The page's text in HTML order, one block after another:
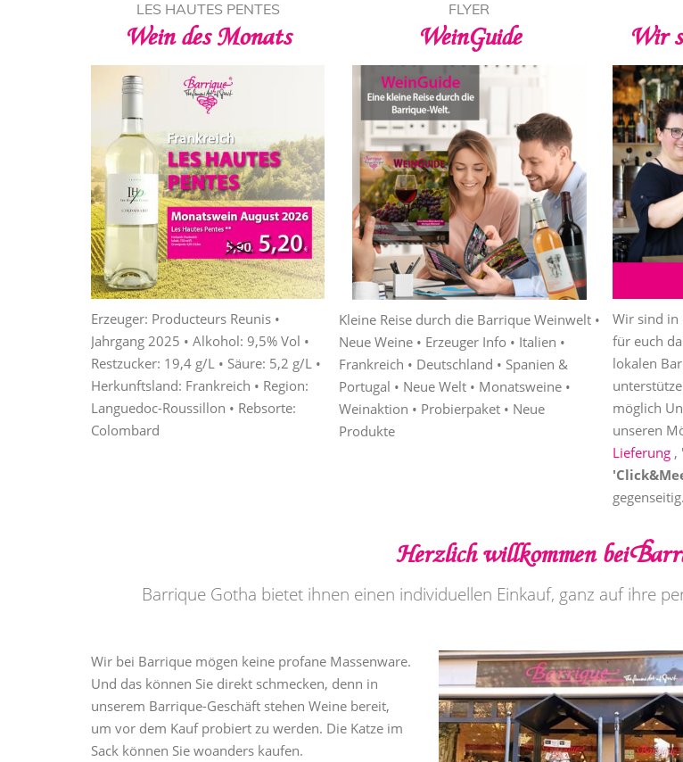
LES HAUTES PENTES
Wein des Monats
Erzeuger: Producteurs Reunis •
Jahrgang 2025 • Alkohol: 9,5% Vol •
Restzucker: 19,4 g/L • Säure: 5,2 g/L •
Herkunftsland: Frankreich • Region:
Languedoc-Roussillon • Rebsorte:
Colombard
FLYER
Sommer-Flyer
Monatsweine • Weine zum Grillen •
Cocktails • Rezepte • Probierpakete •
Feinkost • Saucen & Salsa • Dips • Senf •
Konfitüren • Gewürze & Kräuter • Salz &
Pfeffer • Essig & Essigbalsame • Speise- &
Würzöle
FLYER
WeinGuide
Kleine Reise durch die Barrique Weinwelt •
Neue Weine • Erzeuger Info • Italien •
Frankreich • Deutschland • Spanien &
Portugal • Neue Welt • Monatsweine •
Weinaktion • Probierpaket • Neue
Produkte
Cocktails •
Feinkost •
Konfitüren •
Pfeffer •
Würzöle
Wir
Wir sind in
für euch
lokalen
möglich
unseren
Lieferung ,
gegenseitig.
BARRIQUE ANGEBOT
Probierpakete
Egal, ob einen klassischen spanischen
Rotwein für 3,70 Euro oder ein Barolo für
39,80 Euro die Flasche: Beim Kauf von 6
Flaschen WEIN erhalten Sie 1 Flasche
gratis zusätzlich.
Egal, ob
Rotwein für
39,80 Euro
Flaschen
gratis
Herzlich willkommen bei
Barrique Gotha bietet ihnen einen individuellen Einkauf, ganz auf ihre
Wir bei Barrique mögen keine profane Massenware.
Und das können Sie direkt schmecken, denn in
unserem Barrique-Geschäft stehen Weine bereit,
um vor dem Kauf probiert zu werden. Die Katze im
Sack können Sie woanders kaufen.